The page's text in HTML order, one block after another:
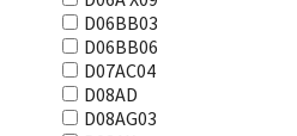
D06BB03
D06BB06
D07AC04
D08AD
D08AG03